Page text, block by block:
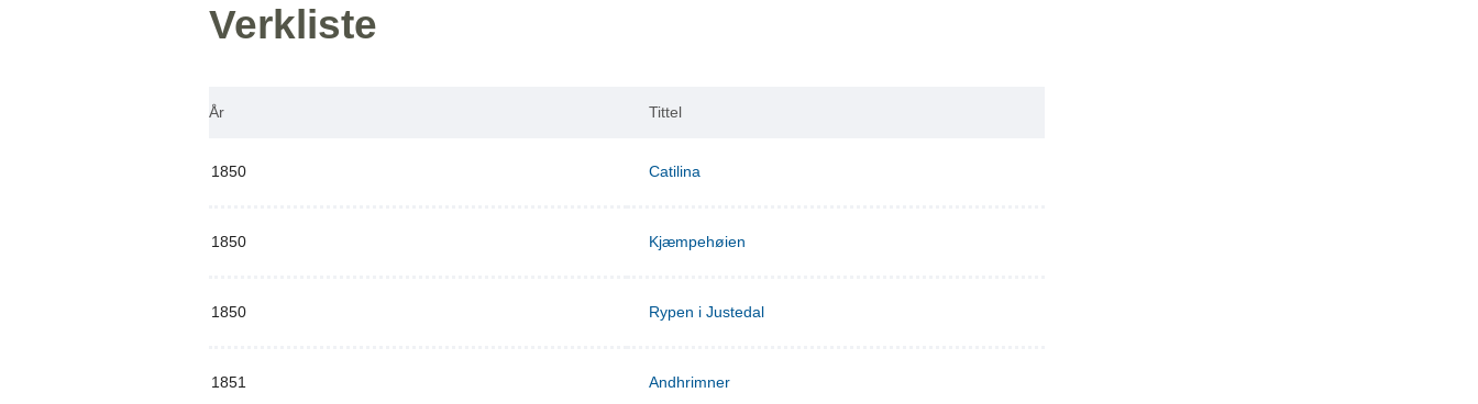
Verkliste
År Tittel
1850 Catilina
1850 Kjæmpehøien
1850 Rypen i Justedal
1851 Andhrimner